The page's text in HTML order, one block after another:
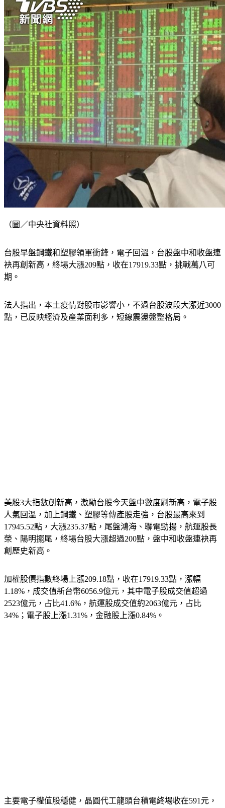
台股早盤鋼鐵和塑膠領軍衝鋒，電子回溫，台股盤中和收盤連
袂再創新高，終場大漲209點，收在17919.33點，挑戰萬八可
法人指出，本土疫情對股市影響小，不過台股波段大漲近3000
美股3大指數創新高，激勵台股今天盤中數度刷新高，電子股
人氣回溫，加上鋼鐵、塑膠等傳產股走強，台股最高來到
17945.52點，大漲235.37點，尾盤鴻海、聯電勁揚，航運股長
榮、陽明擺尾，終場台股大漲超過200點，盤中和收盤連袂再
加權股價指數終場上漲209.18點，收在17919.33點，漲幅
1.18%，成交值新台幣6056.9億元，其中電子股成交值超過
2523億元，占比41.6%，航運股成交值約2063億元，占比